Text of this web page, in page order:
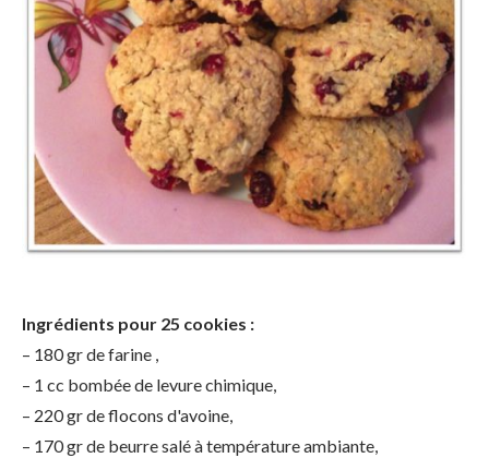
Ingrédients pour 25 cookies :
– 180 gr de farine ,
– 1 cc bombée de levure chimique,
– 220 gr de flocons d'avoine,
– 170 gr de beurre salé à température ambiante,